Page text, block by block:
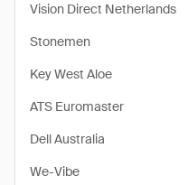
Vision Direct Netherlands
Stonemen
Key West Aloe
ATS Euromaster
Dell Australia
We-Vibe